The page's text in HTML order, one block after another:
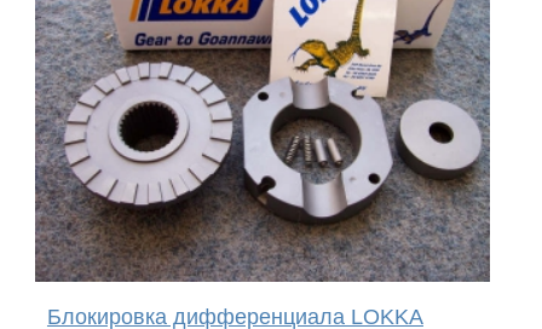
Блокировка дифференциала LOKKA